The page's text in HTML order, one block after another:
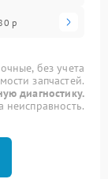
р
без учета
запчастей.
диагностику.